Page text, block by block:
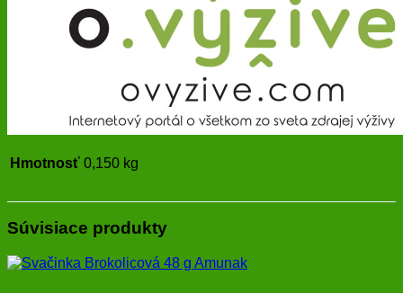
Hmotnosť 0,150 kg
Súvisiace produkty